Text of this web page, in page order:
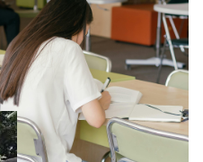
de l’enseignement
d’un système
au superfétatoire, voire à…